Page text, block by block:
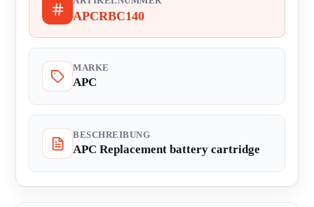
APCRBC140
MARKE
APC
BESCHREIBUNG
APC Replacement battery cartridge